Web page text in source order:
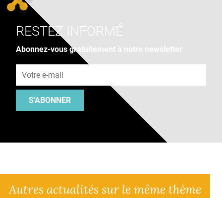
RESTEZ INFORMÉ
Abonnez-vous gratuitement à notre newsletter
S'ABONNER
Autres actualités sur le même thème